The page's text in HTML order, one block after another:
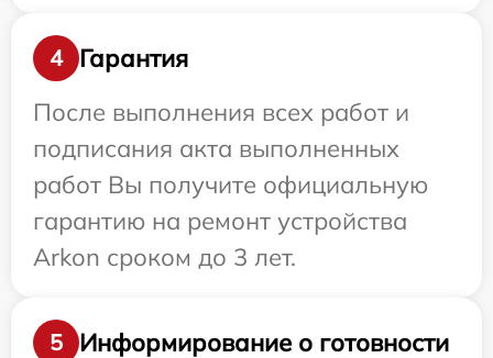
4
Гарантия
После выполнения всех работ и
подписания акта выполненных
работ Вы получите официальную
гарантию на ремонт устройства
Arkon сроком до 3 лет.
5
Информирование о готовности